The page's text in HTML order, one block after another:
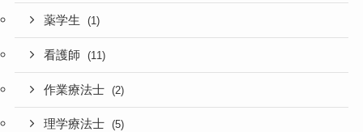
薬学生 (1)
看護師 (11)
作業療法士 (2)
理学療法士 (5)